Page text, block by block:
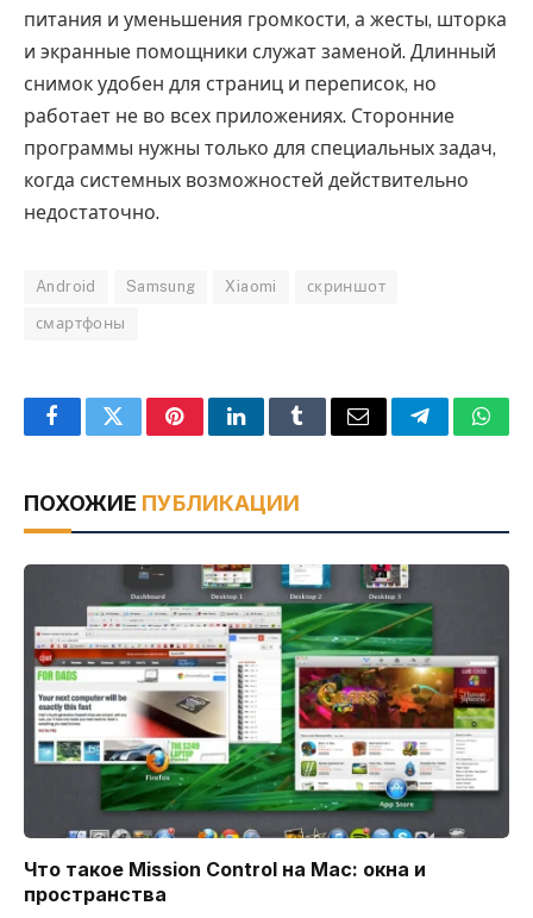
питания и уменьшения громкости, а жесты, шторка
и экранные помощники служат заменой. Длинный
снимок удобен для страниц и переписок, но
работает не во всех приложениях. Сторонние
программы нужны только для специальных задач,
когда системных возможностей действительно
недостаточно.
Android Samsung Xiaomi скриншот
смартфоны
FacebookTwitterPinterestLinkedInTumblrEmail Telegram
ПОХОЖИЕ ПУБЛИКАЦИИ
Что такое Mission Control на Mac: окна и
пространства